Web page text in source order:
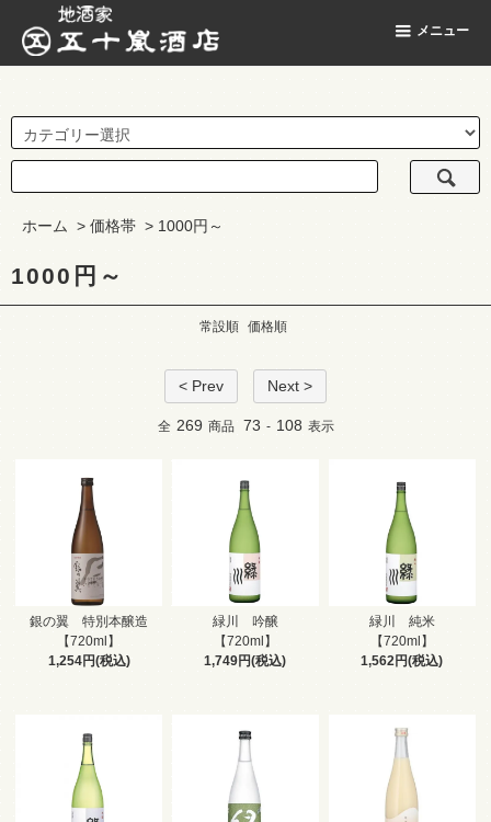
地酒家 五十嵐酒店
メニュー
ホーム > 価格帯 > 1000円～
1000円～
常設順 価格順
< Prev Next >
全 269 商品 73 - 108 表示
銀の翼 特別本醸造
【720ml】
1,254円(税込)
緑川 吟醸
【720ml】
1,749円(税込)
緑川 純米
【720ml】
1,562円(税込)